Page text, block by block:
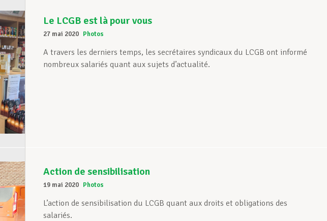
Le LCGB est là pour vous
27 mai 2020 Photos
A travers les derniers temps, les secrétaires syndicaux du LCGB ont informé
nombreux salariés quant aux sujets d’actualité.
Action de sensibilisation
19 mai 2020 Photos
L’action de sensibilisation du LCGB quant aux droits et obligations des
salariés.